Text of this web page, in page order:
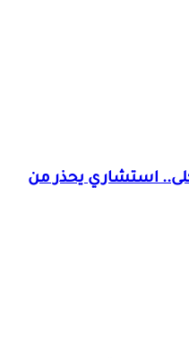
استشاري يحذر من